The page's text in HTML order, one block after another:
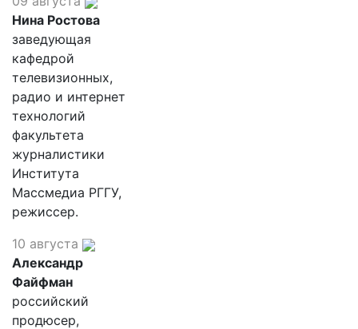
Нина Ростова
заведующая
кафедрой
телевизионных,
радио и интернет
технологий
факультета
журналистики
Института
Массмедиа РГГУ,
режиссер.
10 августа
Александр
Файфман
российский
продюсер,